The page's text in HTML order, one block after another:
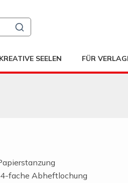
SEELEN FÜR
fache Abheftlochung